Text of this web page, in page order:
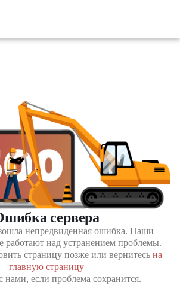
сервера
непредвиденная ошибка. Наши
работают над устранением проблемы.
страницу позже или вернитесь на
главную страницу
нами, если проблема сохранится.